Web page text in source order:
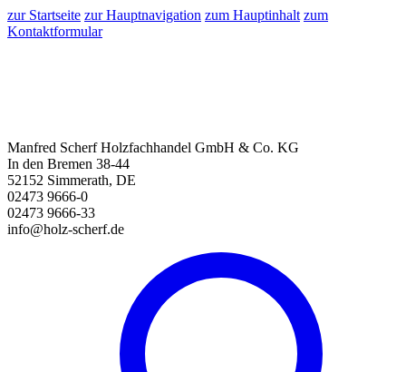
zur Startseite zur Hauptnavigation zum Hauptinhalt zum
Kontaktformular
Manfred Scherf Holzfachhandel GmbH & Co. KG
In den Bremen 38-44
52152 Simmerath, DE
02473 9666-0
02473 9666-33
info@holz-scherf.de